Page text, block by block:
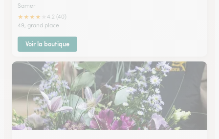
Samer
★★★★
4.2 (40)
49, grand place
Voir la boutique